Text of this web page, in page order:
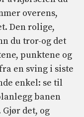
overens,
Den rolige,
du tror-og det
punktene og
en sving i siste
enkel: se til
banen
det, og